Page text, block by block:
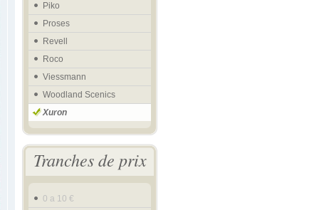
Piko
Proses
Revell
Roco
Viessmann
Woodland Scenics
Xuron
Tranches de prix
0 a 10 €